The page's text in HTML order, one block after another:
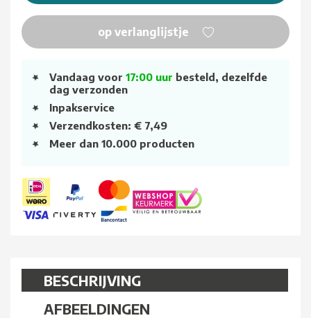
op verlanglijstje
Vandaag voor 17:00 uur besteld, dezelfde
dag verzonden
Inpakservice
Verzendkosten: € 7,49
Meer dan 10.000 producten
BESCHRIJVING
AFBEELDINGEN